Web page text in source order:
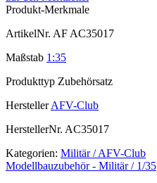
Produkt-Merkmale
ArtikelNr. AF AC35017
Maßstab 1:35
Produkttyp Zubehörsatz
Hersteller AFV-Club
HerstellerNr. AC35017
Kategorien: Militär / AFV-Club
Modellbauzubehör - Militär / 1/35